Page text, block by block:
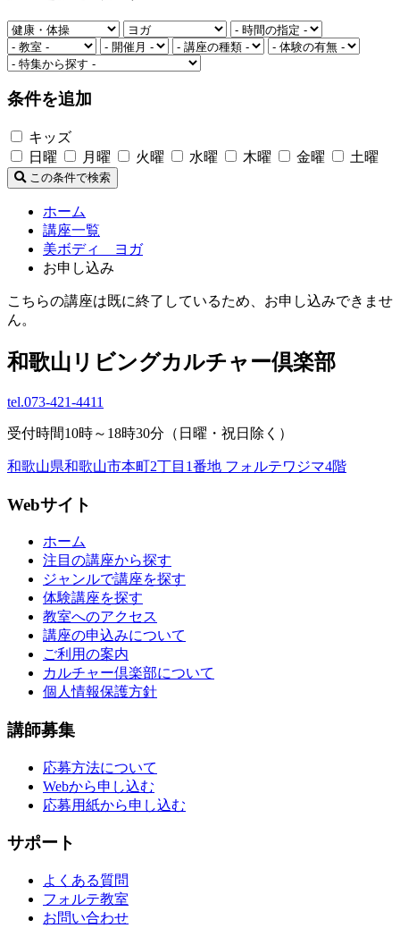
条件を追加
キッズ
日曜
月曜 火曜 水曜 木曜 金曜 土曜
この条件で検索
ホーム
講座一覧
美ボディ ヨガ
お申し込み
こちらの講座は既に終了しているため、お申し込みできませ
ん。
和歌山リビングカルチャー倶楽部
tel.073-421-4411
受付時間10時～18時30分（日曜・祝日除く）
和歌山県和歌山市本町2丁目1番地 フォルテワジマ4階
Webサイト
ホーム
注目の講座から探す
ジャンルで講座を探す
体験講座を探す
教室へのアクセス
講座の申込みについて
ご利用の案内
カルチャー倶楽部について
個人情報保護方針
講師募集
応募方法について
Webから申し込む
応募用紙から申し込む
サポート
よくある質問
フォルテ教室
お問い合わせ